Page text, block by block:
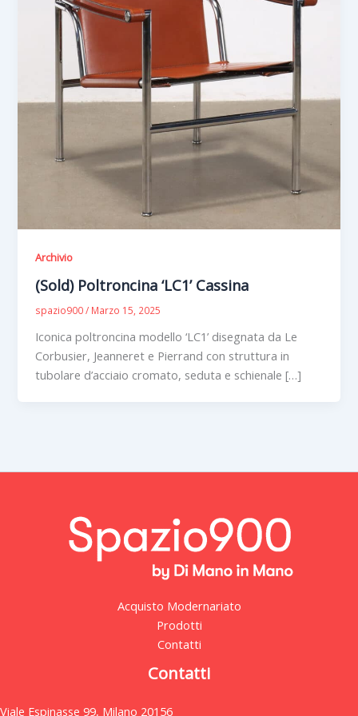
Archivio
(Sold) Poltroncina ‘LC1’ Cassina
spazio900/ Marzo 15, 2025
Iconica poltroncina modello ‘LC1’ disegnata da Le
Corbusier, Jeanneret e Pierrand con struttura in
tubolare d’acciaio cromato, seduta e schienale […]
Acquisto Modernariato
Prodotti
Contatti
Contatti
Viale Espinasse 99, Milano 20156